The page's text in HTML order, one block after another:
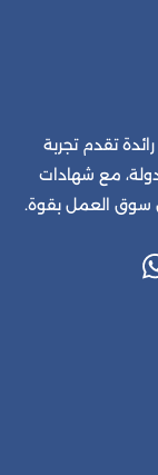
تقدم تجربة
متكاملة للمشتركين في أكثر من 80 دولة، مع شهادات
سوق العمل بقوة.